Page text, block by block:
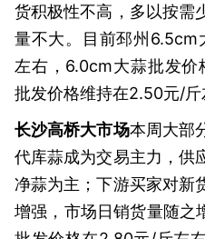
货积极性不高，多以按需
量不大。目前邳州
左右，6.0cm大蒜批发
批发价格维持在2.50元/斤
长沙高桥大市场本周大部
代库蒜成为交易主力，供
净蒜为主；下游买家对新
增强，市场日销货量随之